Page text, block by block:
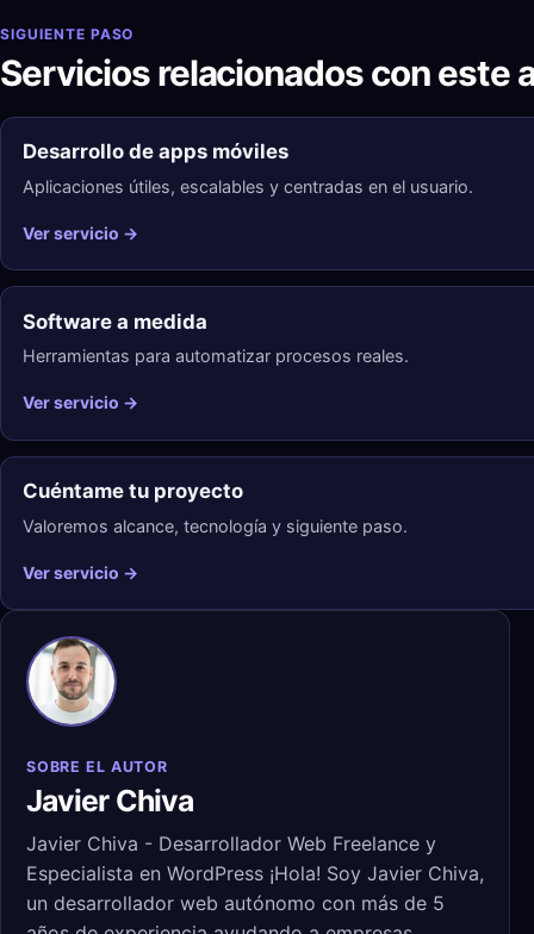
SIGUIENTE PASO
Servicios relacionados con este
Desarrollo de apps móviles
Aplicaciones útiles, escalables y centradas en el usuario.
Ver servicio →
Software a medida
Herramientas para automatizar procesos reales.
Ver servicio →
Cuéntame tu proyecto
Valoremos alcance, tecnología y siguiente paso.
Ver servicio →
SOBRE EL AUTOR
Javier Chiva
Javier Chiva - Desarrollador Web Freelance y
Especialista en WordPress ¡Hola! Soy Javier Chiva,
un desarrollador web autónomo con más de 5